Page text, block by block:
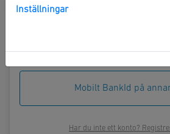
Mobilt BankId på
Har du inte ett konto?
Inställningar